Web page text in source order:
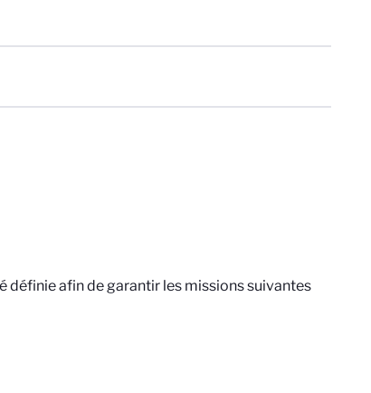
définie afin de garantir les missions suivantes